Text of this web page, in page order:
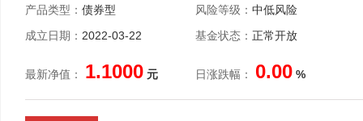
产品类型： 债券型 风险等级： 中低风险
成立日期： 2022-03-22 基金状态： 正常开放
最新净值： 1.1000 元 日涨跌幅： 0.00 %